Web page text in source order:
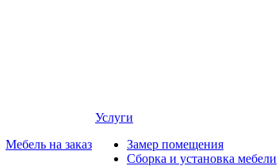
Мебель на заказ
Услуги
Замер помещения
Сборка и установка мебели